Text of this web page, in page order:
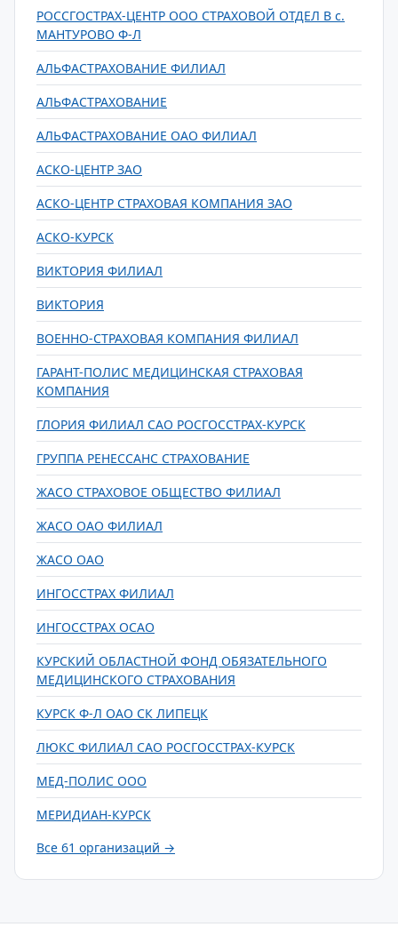
РОССГОСТРАХ-ЦЕНТР ООО СТРАХОВОЙ ОТДЕЛ В с.
МАНТУРОВО Ф-Л
АЛЬФАСТРАХОВАНИЕ ФИЛИАЛ
АЛЬФАСТРАХОВАНИЕ
АЛЬФАСТРАХОВАНИЕ ОАО ФИЛИАЛ
АСКО-ЦЕНТР ЗАО
АСКО-ЦЕНТР СТРАХОВАЯ КОМПАНИЯ ЗАО
АСКО-КУРСК
ВИКТОРИЯ ФИЛИАЛ
ВИКТОРИЯ
ВОЕННО-СТРАХОВАЯ КОМПАНИЯ ФИЛИАЛ
ГАРАНТ-ПОЛИС МЕДИЦИНСКАЯ СТРАХОВАЯ
КОМПАНИЯ
ГЛОРИЯ ФИЛИАЛ САО РОСГОССТРАХ-КУРСК
ГРУППА РЕНЕССАНС СТРАХОВАНИЕ
ЖАСО СТРАХОВОЕ ОБЩЕСТВО ФИЛИАЛ
ЖАСО ОАО ФИЛИАЛ
ЖАСО ОАО
ИНГОССТРАХ ФИЛИАЛ
ИНГОССТРАХ ОСАО
КУРСКИЙ ОБЛАСТНОЙ ФОНД ОБЯЗАТЕЛЬНОГО
МЕДИЦИНСКОГО СТРАХОВАНИЯ
КУРСК Ф-Л ОАО СК ЛИПЕЦК
ЛЮКС ФИЛИАЛ САО РОСГОССТРАХ-КУРСК
МЕД-ПОЛИС ООО
МЕРИДИАН-КУРСК
Все 61 организаций →